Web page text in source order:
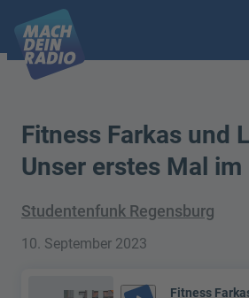
Fitness Farkas und
Unser erstes Mal im
Studentenfunk Regensburg
10. September 2023
Fitness